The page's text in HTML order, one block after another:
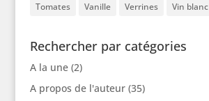
Tomates
Vanille Verrines Vin blanc
Rechercher par catégories
A la une(2)
A propos de l'auteur(35)